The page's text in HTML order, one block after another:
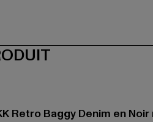
Retro Baggy Denim en